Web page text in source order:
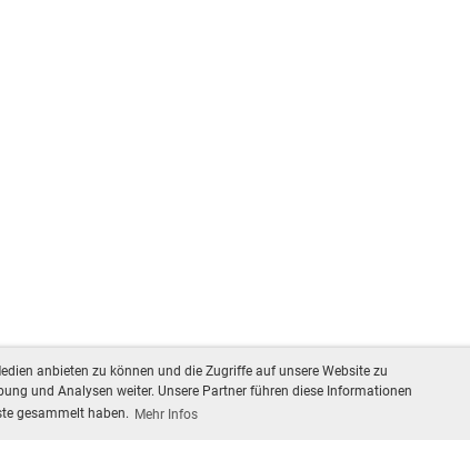
anbieten zu können und die Zugriffe auf unsere Website zu
und Analysen weiter. Unsere Partner führen diese Informationen
gesammelt haben. Mehr Infos